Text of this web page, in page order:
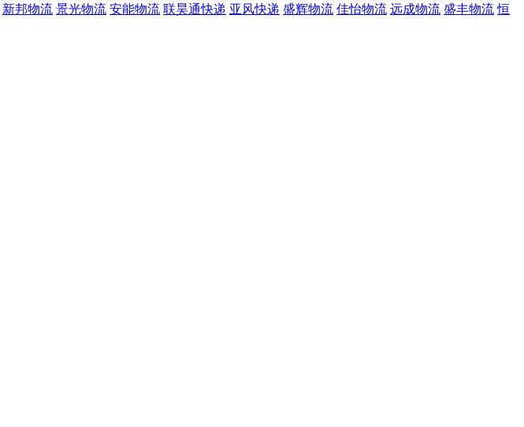
新邦物流 景光物流 安能物流 联昊通快递 亚风快递 盛辉物流 佳怡物流 远成物流 盛丰物流 恒